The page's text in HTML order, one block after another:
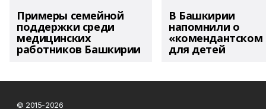
Примеры семейной
поддержки среди
медицинских
работников Башкирии
В Башкирии
напомнили о
«комендантском
для детей
© 2015-2026